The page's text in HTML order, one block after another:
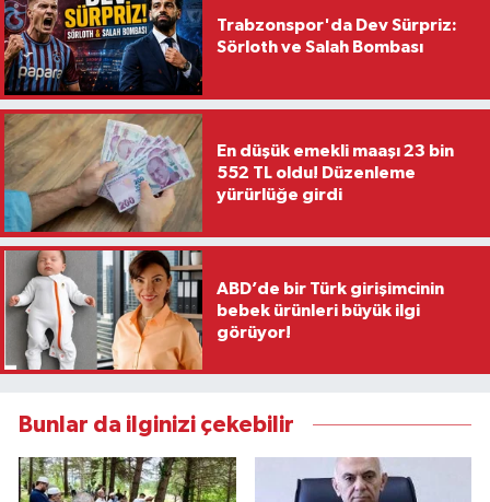
Trabzonspor'da Dev Sürpriz:
Sörloth ve Salah Bombası
En düşük emekli maaşı 23 bin
552 TL oldu! Düzenleme
yürürlüğe girdi
ABD’de bir Türk girişimcinin
bebek ürünleri büyük ilgi
görüyor!
Bunlar da ilginizi çekebilir